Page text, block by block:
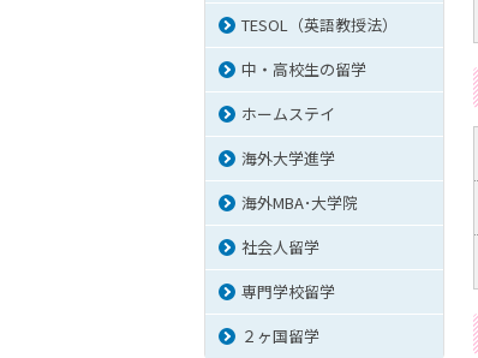
TESOL（英語教授法）
中・高校生の留学
ホームステイ
海外大学進学
海外MBA･大学院
社会人留学
専門学校留学
２ヶ国留学